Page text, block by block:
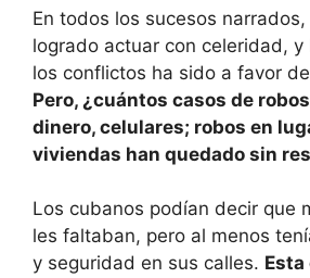
En todos los sucesos
logrado actuar con celeridad, y
los conflictos ha sido a favor
Pero, ¿cuántos casos de
dinero, celulares; robos en
viviendas han quedado sin
Los cubanos podían decir que
les faltaban, pero al menos
y seguridad en sus calles.